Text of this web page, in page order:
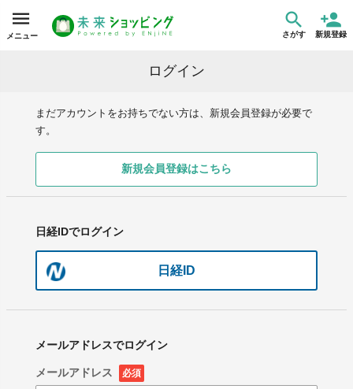
メニュー さがす 新規登録
ログイン
まだアカウントをお持ちでない方は、新規会員登録が必要で
す。
新規会員登録はこちら
日経IDでログイン
日経ID
メールアドレスでログイン
メールアドレス 必須